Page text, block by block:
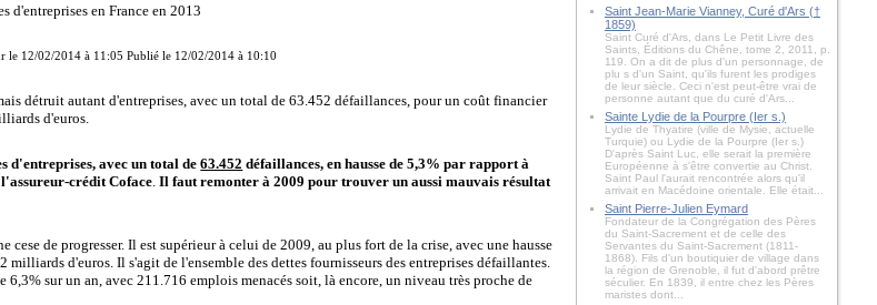
d'entreprises en France en 2013
le 12/02/2014 à 11:05 Publié le 12/02/2014 à 10:10
détruit autant d'entreprises, avec un total de 63.452 défaillances, pour un coût financier
d'euros.
d'entreprises, avec un total de63.452 défaillances, en hausse de 5,3% par rapport à
crédit Coface .Il faut remonter à 2009 pour trouver un aussi mauvais résultat
cese de progresser. Il est supérieur à celui de 2009, au plus fort de la crise, avec une hausse
d'euros. Il s'agit de l'ensemble des dettes fournisseurs des entreprises défaillantes.
sur un an, avec 211.716 emplois menacés soit, là encore, un niveau très proche de
Saint Jean-Marie Vianney, Curé d'Ars (†
1859)
Saint Curé d'Ars, dans Le Petit Livre des
Saints, Éditions du Chêne, tome 2, 2011, p.
119. On a dit de plus d'un personnage, de
plu s d'un Saint, qu'ils furent les prodiges
de leur siècle. Ceci n'est peut-être vrai de
personne autant que du curé d'Ars...
Sainte Lydie de la Pourpre (Ier s.)
Lydie de Thyatire (ville de Mysie, actuelle
Turquie) ou Lydie de la Pourpre (Ier s.)
D'après Saint Luc, elle serait la première
Européenne à s'être convertie au Christ.
Saint Paul l'aurait rencontrée alors qu'il
arrivait en Macédoine orientale. Elle était...
Saint Pierre-Julien Eymard
Fondateur de la Congrégation des Pères
du Saint-Sacrement et de celle des
Servantes du Saint-Sacrement (1811-
1868). Fils d'un boutiquier de village dans
la région de Grenoble, il fut d'abord prêtre
séculier. En 1839, il entre chez les Pères
maristes dont...